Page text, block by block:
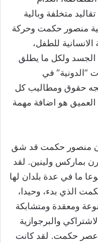
متخلفة وبالية
منصور حكمت وحركة
للطفل،
الجسد ولكل ما يطلق
“الدونية” في
حقوق ومطاليب كل
العميق هو اضافة مهمة
منصور حكمت قد شق
بماركس ولينين. لقد
ما في عدة بلدان لها
الذي بدء، وحيدا،
ومعقدة ومتشابكة
والبرجوازية
عصر حكمت. لقد كانت